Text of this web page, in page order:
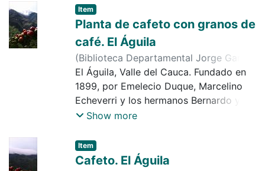
caficultura, ganadería, minería,
explotación forestal, etc. Observamos
en la imagen, un grillo en los granos de
café maduros o cereza
Item
Planta de cafeto con granos de
café. El Águila
(Biblioteca Departamental Jorge Garcés
Borrero,2017-06-30)Jaramillo, Jair de
Jesús
El Águila, Valle del Cauca. Fundado en
1899, por Emelecio Duque, Marcelino
Echeverri y los hermanos Bernardo y
Natalio Serna. Municipio desde 1953.
caficultura, ganadería, minería,
explotación forestal, etc. Observamos
Show more
Item
Cafeto. El Águila